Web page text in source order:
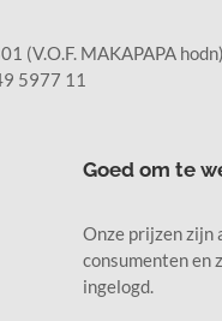
(V.O.F. MAKAPAPA hodn)
5977 11
Goed om te
Onze prijzen zijn
consumenten en
ingelogd.